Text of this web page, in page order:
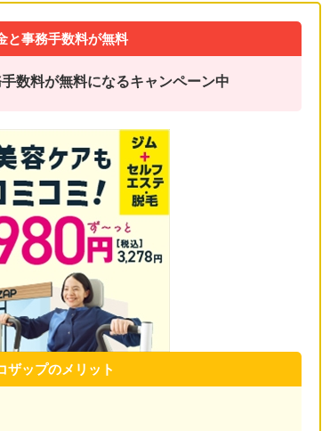
と事務手数料が無料
数料が無料になるキャンペーン中
ザップのメリット